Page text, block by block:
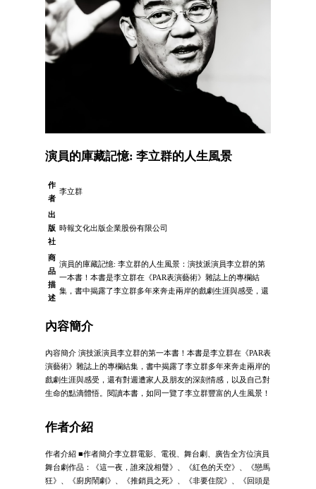
演員的庫藏記憶: 李立群的人生風景
作
者
李立群
出
版
社
時報文化出版企業股份有限公司
商
品
描
述
演員的庫藏記憶: 李立群的人生風景：演技派演員李立群的第
一本書！本書是李立群在《PAR表演藝術》雜誌上的專欄結
集，書中揭露了李立群多年來奔走兩岸的戲劇生涯與感受，還
內容簡介
內容簡介 演技派演員李立群的第一本書！本書是李立群在《PAR表
演藝術》雜誌上的專欄結集，書中揭露了李立群多年來奔走兩岸的
戲劇生涯與感受，還有對週遭家人及朋友的深刻情感，以及自己對
生命的點滴體悟。閱讀本書，如同一覽了李立群豐富的人生風景！
作者介紹
作者介紹 ■作者簡介李立群電影、電視、舞台劇、廣告全方位演員
舞台劇作品：《這一夜，誰來說相聲》、《紅色的天空》、《戀馬
狂》、《廚房鬧劇》、《推銷員之死》、《非要住院》、《回頭是